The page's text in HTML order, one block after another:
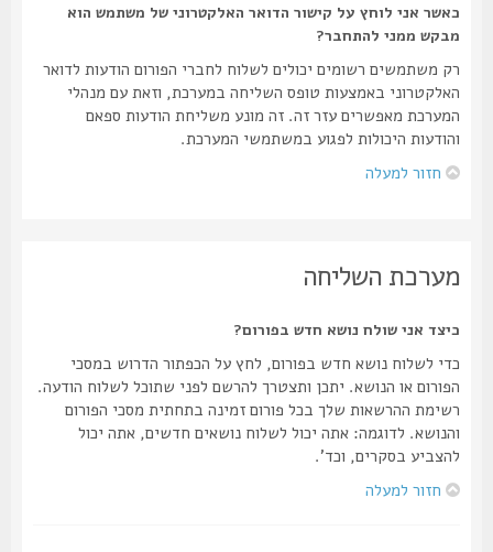
כאשר אני לוחץ על קישור הדואר האלקטרוני של משתמש הוא
מבקש ממני להתחבר?
רק משתמשים רשומים יכולים לשלוח לחברי הפורום הודעות לדואר
האלקטרוני באמצעות טופס השליחה במערכת, וזאת עם מנהלי
המערכת מאפשרים עזר זה. זה מונע משליחת הודעות ספאם
והודעות היכולות לפגוע במשתמשי המערכת.
חזור למעלה
מערכת השליחה
כיצד אני שולח נושא חדש בפורום?
כדי לשלוח נושא חדש בפורום, לחץ על הכפתור הדרוש במסכי
הפורום או הנושא. יתכן ותצטרך להרשם לפני שתוכל לשלוח הודעה.
רשימת ההרשאות שלך בכל פורום זמינה בתחתית מסכי הפורום
והנושא. לדוגמה: אתה יכול לשלוח נושאים חדשים, אתה יכול
להצביע בסקרים, וכד'.
חזור למעלה